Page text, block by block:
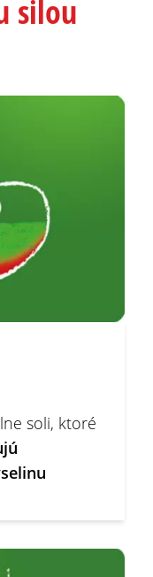
silou
soli, ktoré